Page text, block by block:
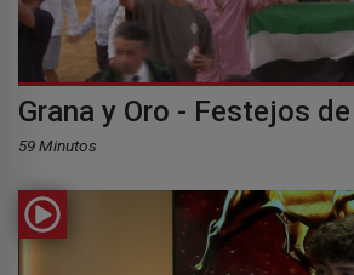
Grana y Oro - Festejos
59 Minutos